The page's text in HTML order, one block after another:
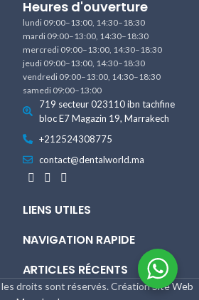
Heures d'ouverture
lundi 09:00–13:00, 14:30–18:30
mardi 09:00–13:00, 14:30–18:30
mercredi 09:00–13:00, 14:30–18:30
jeudi 09:00–13:00, 14:30–18:30
vendredi 09:00–13:00, 14:30–18:30
samedi 09:00–13:00
719 secteur 023110 ibn tachfine
bloc E7 Magazin 19, Marrakech
+212524308775
contact@dentalworld.ma
LIENS UTILES
NAVIGATION RAPIDE
ARTICLES RÉCENTS
droits sont réservés. CréationSite Web